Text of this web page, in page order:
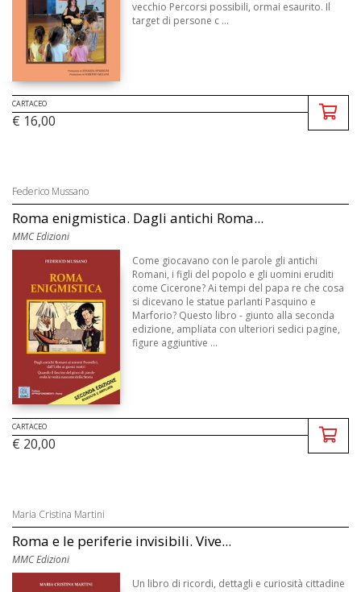
vecchio Percorsi possibili, ormai esaurito. Il
target di persone c ...
CARTACEO
€ 16,00
Federico Mussano
Roma enigmistica. Dagli antichi Roma...
MMC Edizioni
Come giocavano con le parole gli antichi
Romani, i figli del popolo e gli uomini eruditi
come Cicerone? Ai tempi del papa re che cosa
si dicevano le statue parlanti Pasquino e
Marforio? Questo libro - giunto alla seconda
edizione, ampliata con ulteriori sedici pagine,
figure aggiuntive ...
CARTACEO
€ 20,00
Maria Cristina Martini
Roma e le periferie invisibili. Vive...
MMC Edizioni
Un libro di ricordi, dettagli e curiosità cittadine